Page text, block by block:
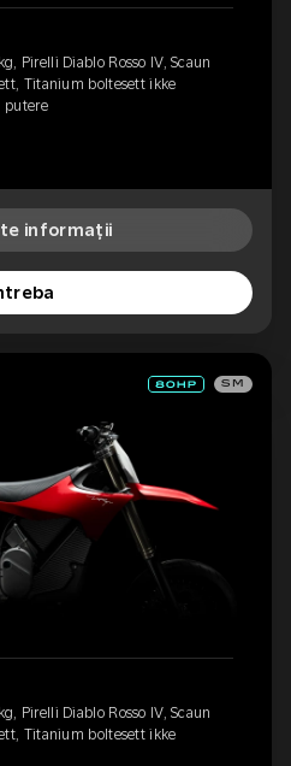
Pirelli Diablo Rosso IV, Scaun
Titanium boltesett ikke
putere
informații
SM
Pirelli Diablo Rosso IV, Scaun
Titanium boltesett ikke